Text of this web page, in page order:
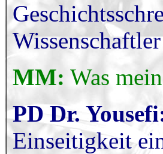
MM: Was
PD Dr.
Einseitigkeit